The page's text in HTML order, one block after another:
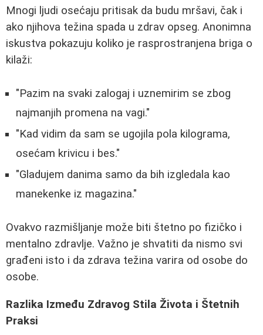
Mnogi ljudi osećaju pritisak da budu mršavi, čak i
ako njihova težina spada u zdrav opseg. Anonimna
iskustva pokazuju koliko je rasprostranjena briga o
kilaži:
"Pazim na svaki zalogaj i uznemirim se zbog
najmanjih promena na vagi."
"Kad vidim da sam se ugojila pola kilograma,
osećam krivicu i bes."
"Gladujem danima samo da bih izgledala kao
manekenke iz magazina."
Ovakvo razmišljanje može biti štetno po fizičko i
mentalno zdravlje. Važno je shvatiti da nismo svi
građeni isto i da zdrava težina varira od osobe do
osobe.
Razlika Između Zdravog Stila Života i Štetnih
Praksi